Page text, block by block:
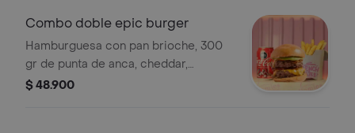
Combo doble epic burger
Hamburguesa con pan brioche, 300
gr de punta de anca, cheddar,
tocineta, cogollos, tomate y cebolla +
$ 48.900